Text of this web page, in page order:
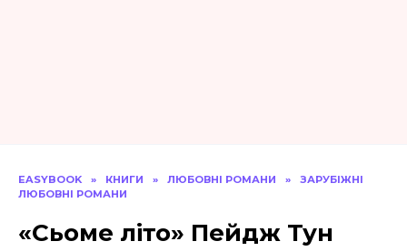
EASYBOOK » КНИГИ » ЛЮБОВНІ РОМАНИ »
ЗАРУБІЖНІ
ЛЮБОВНІ РОМАНИ
«Сьоме літо» Пейдж Тун